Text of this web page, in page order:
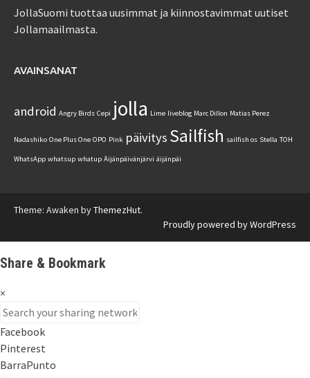
JollaSuomi tuottaa uusimmat ja kiinnostavimmat uutiset
Jollamaailmasta.
AVAINSANAT
android Angry Birds Cepi jolla Lime liveblog Marc Dillon Matias Perez
Nadashiko One Plus One OPO Pink päivitys Sailfish sailfish os Stella TOH
WhatsApp whatsup whatup Äijänpäivänjärvi äijänpäi
Theme: Awaken byThemezHut.
Proudly powered by WordPress
Share & Bookmark
×
Facebook
Pinterest
BarraPunto